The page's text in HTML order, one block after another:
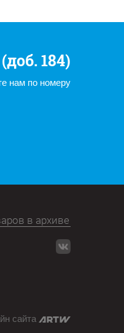
184)
нам по номеру
сайта